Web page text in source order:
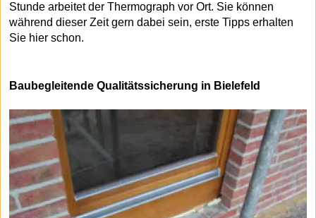
Stunde arbeitet der Thermograph vor Ort. Sie können
während dieser Zeit gern dabei sein, erste Tipps erhalten
Sie hier schon.
Baubegleitende Qualitätssicherung in Bielefeld